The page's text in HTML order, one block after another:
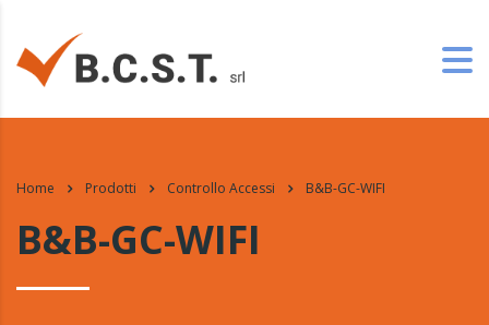
Home Prodotti Controllo Accessi B&B-GC-WIFI
B&B-GC-WIFI